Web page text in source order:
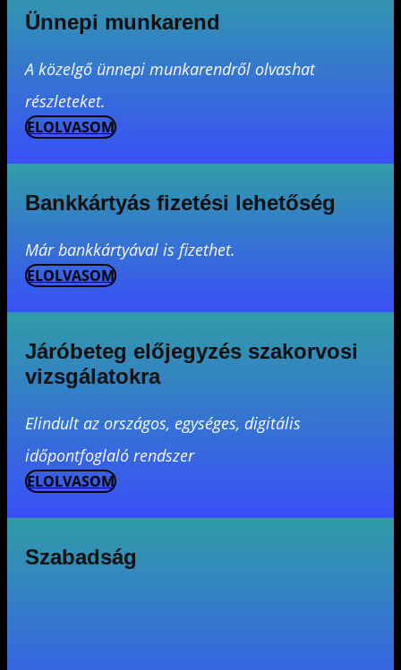
Ünnepi munkarend
A közelgő ünnepi munkarendről olvashat
részleteket.
ELOLVASOM
Bankkártyás fizetési lehetőség
Már bankkártyával is fizethet.
ELOLVASOM
Járóbeteg előjegyzés szakorvosi
vizsgálatokra
Elindult az országos, egységes, digitális
időpontfoglaló rendszer
ELOLVASOM
Szabadság